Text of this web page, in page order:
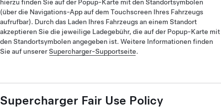
hierzu finden Sie auf der Popup-Karte mit den Standortsymbolen
(über die Navigations-App auf dem Touchscreen Ihres Fahrzeugs
aufrufbar). Durch das Laden Ihres Fahrzeugs an einem Standort
akzeptieren Sie die jeweilige Ladegebühr, die auf der Popup-Karte mit
den Standortsymbolen angegeben ist. Weitere Informationen finden
Sie auf unsererSupercharger-Supportseite.
Supercharger Fair Use Policy